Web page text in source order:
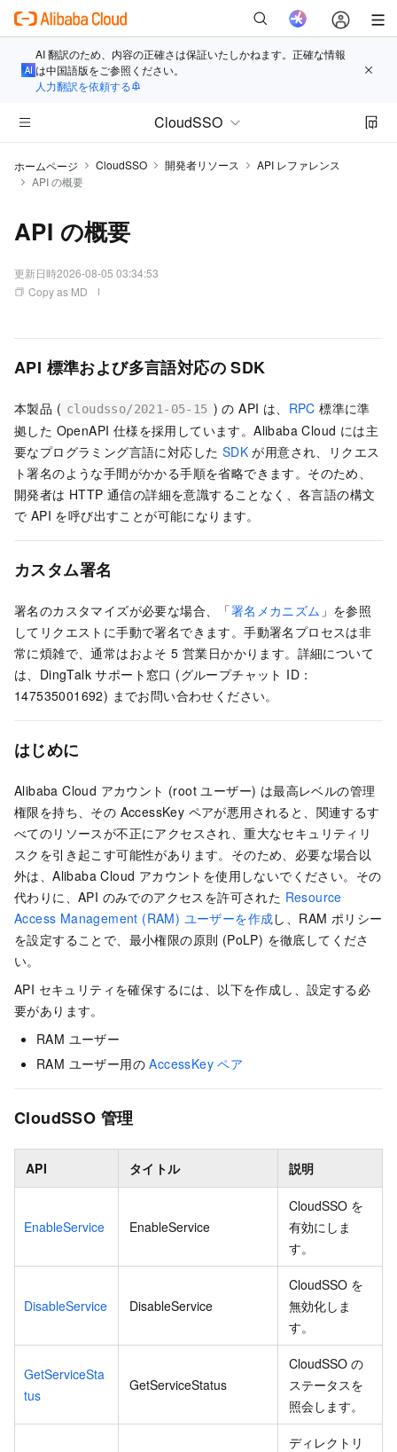
AI 翻訳のため、内容の正確さは保証いたしかねます。正確な情報
は中国語版をご参照ください。
人力翻訳を依頼する
CloudSSO
ホームページ CloudSSO 開発者リソース
API レファレンス
API の概要
API の概要
更新日時2026-08-05 03:34:53
Copy as MD
API 標準および多言語対応の SDK
本製品 ( cloudsso/2021-05-15 ) の API は、 RPC 標準に準
拠した OpenAPI 仕様を採用しています。Alibaba Cloud には主
要なプログラミング言語に対応した SDK が用意され、リクエス
ト署名のような手間がかかる手順を省略できます。そのため、
開発者は HTTP 通信の詳細を意識することなく、各言語の構文
で API を呼び出すことが可能になります。
カスタム署名
署名のカスタマイズが必要な場合、「署名メカニズム 」を参照
してリクエストに手動で署名できます。手動署名プロセスは非
常に煩雑で、通常はおよそ 5 営業日かかります。詳細について
は、DingTalk サポート窓口 (グループチャット ID：
147535001692) までお問い合わせください。
はじめに
Alibaba Cloud アカウント (root ユーザー) は最高レベルの管理
権限を持ち、その AccessKey ペアが悪用されると、関連するす
べてのリソースが不正にアクセスされ、重大なセキュリティリ
スクを引き起こす可能性があります。そのため、必要な場合以
外は、Alibaba Cloud アカウントを使用しないでください。その
代わりに、API のみでのアクセスを許可された Resource
Access Management (RAM) ユーザーを作成し、RAM ポリシー
を設定することで、最小権限の原則 (PoLP) を徹底してくださ
い。
API セキュリティを確保するには、以下を作成し、設定する必
要があります。
RAM ユーザー
RAM ユーザー用のAccessKey ペア
CloudSSO 管理
API タイトル 説明
EnableService EnableService
CloudSSO を
有効にしま
す。
DisableService DisableService
CloudSSO を
無効化しま
す。
GetServiceSta
tus
GetServiceStatus
CloudSSO の
ステータスを
照会します。
ディレクトリ